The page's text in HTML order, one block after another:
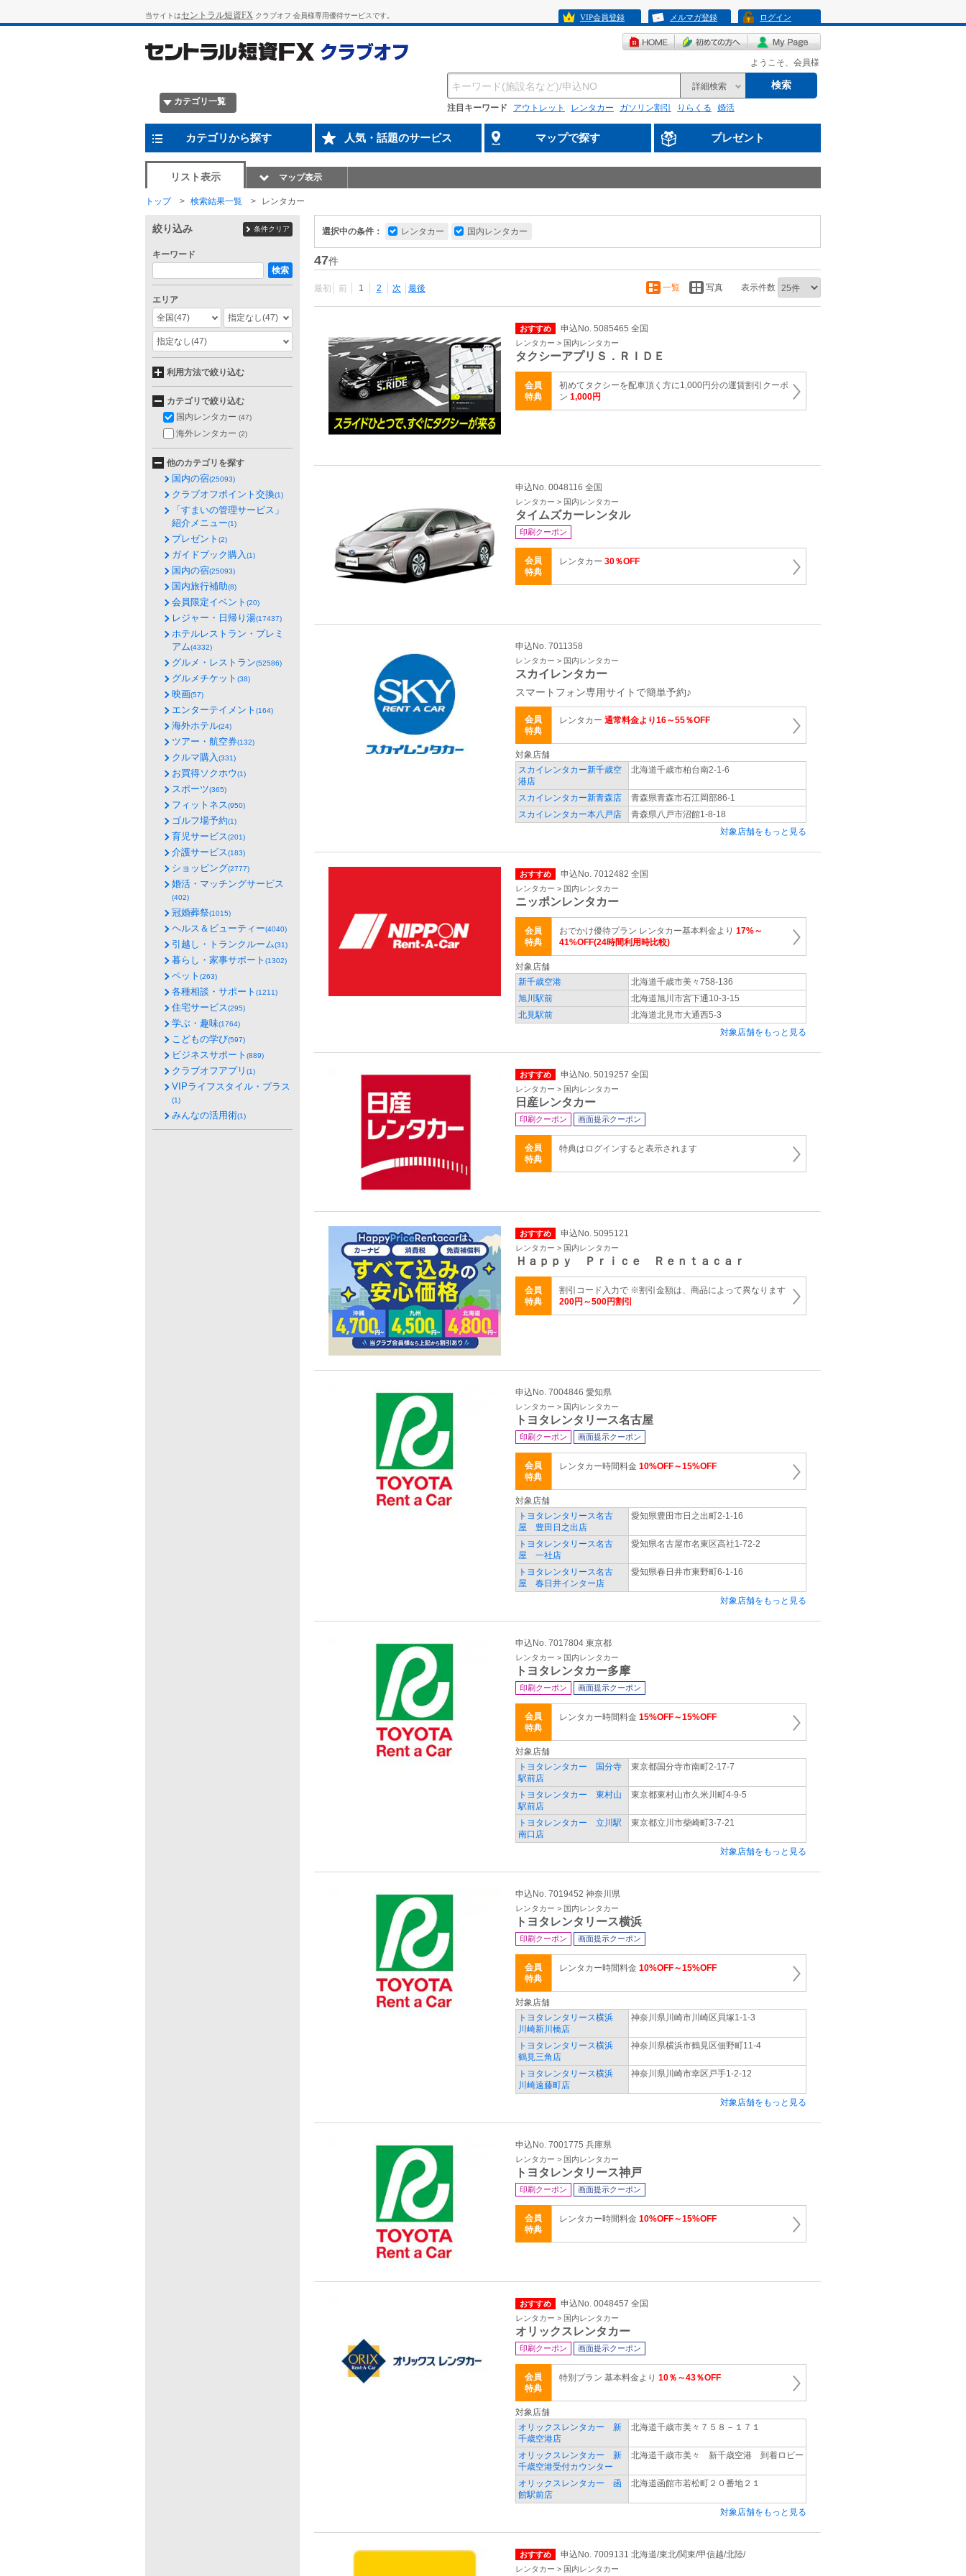
当サイトはセントラル短資FX クラブオフ 会員様専用優待サービスです。 VIP会員登録 メルマガ登録 ログイン
ようこそ、会員様
カテゴリ一覧
詳細検索 検索
注目キーワード アウトレット レンタカー ガソリン割引 りらくる 婚活
カテゴリから探す 人気・話題のサービス マップで探す プレゼント
リスト表示 マップ表示
トップ 検索結果一覧 レンタカー
選択中の条件： レンタカー 国内レンタカー
47件
最初 前 1 2 次 最後 一覧 写真 表示件数
おすすめ 申込No. 5085465 全国
レンタカー > 国内レンタカー
タクシーアプリＳ．ＲＩＤＥ
会員
特典
初めてタクシーを配車頂く方に1,000円分の運賃割引クーポ
ン 1,000円
申込No. 0048116 全国
レンタカー > 国内レンタカー
タイムズカーレンタル
印刷クーポン
会員
特典
レンタカー 30％OFF
申込No. 7011358
レンタカー > 国内レンタカー
スカイレンタカー
スマートフォン専用サイトで簡単予約♪
会員
特典
レンタカー 通常料金より16～55％OFF
対象店舗
スカイレンタカー新千歳空
港店
北海道千歳市柏台南2-1-6
スカイレンタカー新青森店
青森県青森市石江岡部86-1
スカイレンタカー本八戸店
青森県八戸市沼館1-8-18
対象店舗をもっと見る
おすすめ 申込No. 7012482 全国
レンタカー > 国内レンタカー
ニッポンレンタカー
会員
特典
おでかけ優待プラン レンタカー基本料金より 17%～
41%OFF(24時間利用時比較)
対象店舗
新千歳空港
北海道千歳市美々758-136
旭川駅前
北海道旭川市宮下通10-3-15
北見駅前
北海道北見市大通西5-3
対象店舗をもっと見る
おすすめ 申込No. 5019257 全国
レンタカー > 国内レンタカー
日産レンタカー
印刷クーポン 画面提示クーポン
会員
特典
特典はログインすると表示されます
おすすめ 申込No. 5095121
レンタカー > 国内レンタカー
Ｈａｐｐｙ Ｐｒｉｃｅ Ｒｅｎｔａｃａｒ
会員
特典
割引コード入力で ※割引金額は、商品によって異なります
200円～500円割引
申込No. 7004846 愛知県
レンタカー > 国内レンタカー
トヨタレンタリース名古屋
印刷クーポン 画面提示クーポン
会員
特典
レンタカー時間料金 10%OFF～15%OFF
対象店舗
トヨタレンタリース名古
屋 豊田日之出店
愛知県豊田市日之出町2‐1‐16
トヨタレンタリース名古
屋 一社店
愛知県名古屋市名東区高社1‐72‐2
トヨタレンタリース名古
屋 春日井インター店
愛知県春日井市東野町6‐1‐16
対象店舗をもっと見る
申込No. 7017804 東京都
レンタカー > 国内レンタカー
トヨタレンタカー多摩
印刷クーポン 画面提示クーポン
会員
特典
レンタカー時間料金 15%OFF～15%OFF
対象店舗
トヨタレンタカー 国分寺
駅前店
東京都国分寺市南町2-17-7
トヨタレンタカー 東村山
駅前店
東京都東村山市久米川町4-9-5
トヨタレンタカー 立川駅
南口店
東京都立川市柴崎町3-7-21
対象店舗をもっと見る
申込No. 7019452 神奈川県
レンタカー > 国内レンタカー
トヨタレンタリース横浜
印刷クーポン 画面提示クーポン
会員
特典
レンタカー時間料金 10%OFF～15%OFF
対象店舗
トヨタレンタリース横浜
川崎新川橋店
神奈川県川崎市川崎区貝塚1‐1‐3
トヨタレンタリース横浜
鶴見三角店
神奈川県横浜市鶴見区佃野町11‐4
トヨタレンタリース横浜
川崎遠藤町店
神奈川県川崎市幸区戸手1‐2‐12
対象店舗をもっと見る
申込No. 7001775 兵庫県
レンタカー > 国内レンタカー
トヨタレンタリース神戸
印刷クーポン 画面提示クーポン
会員
特典
レンタカー時間料金 10%OFF～15%OFF
おすすめ 申込No. 0048457 全国
レンタカー > 国内レンタカー
オリックスレンタカー
印刷クーポン 画面提示クーポン
会員
特典
特別プラン 基本料金より 10％～43％OFF
対象店舗
オリックスレンタカー 新
千歳空港店
北海道千歳市美々７５８－１７１
オリックスレンタカー 新
千歳空港受付カウンター
北海道千歳市美々 新千歳空港 到着ロビー
オリックスレンタカー 函
館駅前店
北海道函館市若松町２０番地２１
対象店舗をもっと見る
おすすめ 申込No. 7009131 北海道/東北/関東/甲信越/北陸/
レンタカー > 国内レンタカー
絞り込み 条件クリア
キーワード
検索
エリア
全国(47) 指定なし(47)
指定なし(47)
利用方法で絞り込む
カテゴリで絞り込む
国内レンタカー (47)
海外レンタカー (2)
他のカテゴリを探す
国内の宿(25093)
クラブオフポイント交換(1)
「すまいの管理サービス」
紹介メニュー(1)
プレゼント (2)
ガイドブック購入(1)
国内の宿(25093)
国内旅行補助(8)
会員限定イベント (20)
レジャー・日帰り湯(17437)
ホテルレストラン・プレミ
アム(4332)
グルメ・レストラン(52586)
グルメチケット (38)
映画(57)
エンターテイメント (164)
海外ホテル(24)
ツアー・航空券(132)
クルマ購入(331)
お買得ソクホウ(1)
スポーツ(365)
フィットネス(950)
ゴルフ場予約(1)
育児サービス(201)
介護サービス(183)
ショッピング(2777)
婚活・マッチングサービス
(402)
冠婚葬祭(1015)
ヘルス＆ビューティー(4040)
引越し・トランクルーム(31)
暮らし・家事サポート (1302)
ペット (263)
各種相談・サポート (1211)
住宅サービス(295)
学ぶ・趣味(1764)
こどもの学び(597)
ビジネスサポート (889)
クラブオフアプリ (1)
VIPライフスタイル・プラス
(1)
みんなの活用術(1)